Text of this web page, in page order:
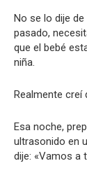
No se lo dije
pasado,
que el bebé
niña.
Realmente creí
Esa noche,
ultrasonido en
dije: «Vamos a